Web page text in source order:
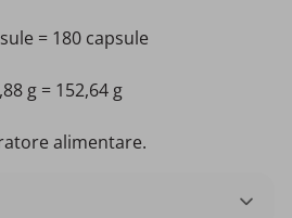
= 180 capsule
g = 152,64 g
alimentare.